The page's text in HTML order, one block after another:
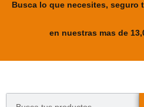
Busca lo que necesites, seguro
en nuestras mas de